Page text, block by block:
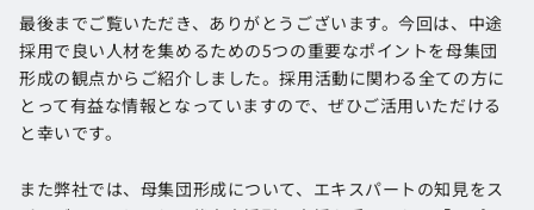
最後までご覧いただき、ありがとうございます。今回は、中途
採用で良い人材を集めるための5つの重要なポイントを母集団
形成の観点からご紹介しました。採用活動に関わる全ての方に
とって有益な情報となっていますので、ぜひご活用いただける
と幸いです。
また弊社では、母集団形成について、エキスパートの知見をス